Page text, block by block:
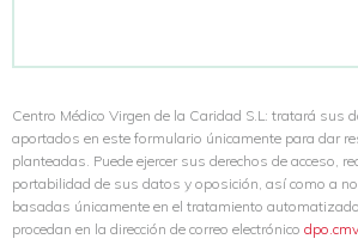
Centro Médico Virgen de la Caridad S.L: tratará sus
aportados en este formulario únicamente para dar
planteadas. Puede ejercer sus derechos de acceso,
portabilidad de sus datos y oposición, así como a
basadas únicamente en el tratamiento
procedan en la dirección de correo electrónico